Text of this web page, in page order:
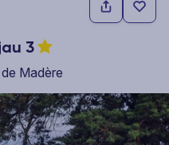
3
Madère
image at a time. Use the